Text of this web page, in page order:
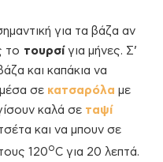
για τα βάζα αν
το τουρσί για μήνες. Σ’
και καπάκια να
σε κατσαρόλα με
καλά σε ταψί
και να μπουν σε
120οC για 20 λεπτά.